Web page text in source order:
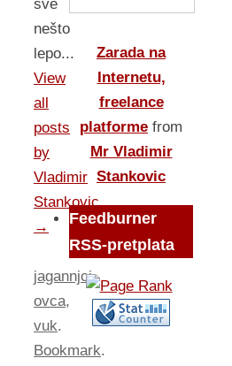
sve
nešto
lepo...
View
all
posts
by
Vladimir
Stankovic
→
jagannjci,
ovca,
vuk.
Bookmark.
Zarada na
Internetu,
freelance
platforme from
Mr Vladimir
Stankovic
Feedburner
RSS-pretplata